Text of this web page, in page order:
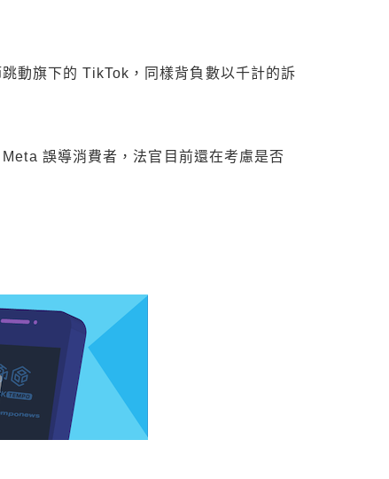
動旗下的 TikTok，同樣背負數以千計的訴
誤導消費者，法官目前還在考慮是否